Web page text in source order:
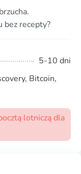
bez recepty?
5-10 dni
Bitcoin,
lotniczą dla